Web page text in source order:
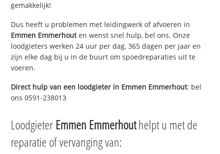
gemakkelijk!
Dus heeft u problemen met leidingwerk of afvoeren in
Emmen Emmerhouten wenst snel hulp, bel ons. Onze
loodgieters werken 24 uur per dag, 365 dagen per jaar en
zijn elke dag bij u in de buurt om spoedreparaties uit te
voeren.
Direct hulp van een loodgieter in Emmen Emmerhout: bel
ons 0591-238013
Loodgieter Emmen Emmerhouthelpt u met de
reparatie of vervanging van: